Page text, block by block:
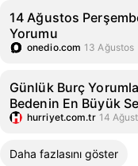
14 Ağustos
Yorumu
onedio.com 13 Ağustos
Günlük Burç
Bedenin En Büyük
Bekliyor? İşte Oğlak,
hurriyet.com.tr 14
Daha fazlasını göster